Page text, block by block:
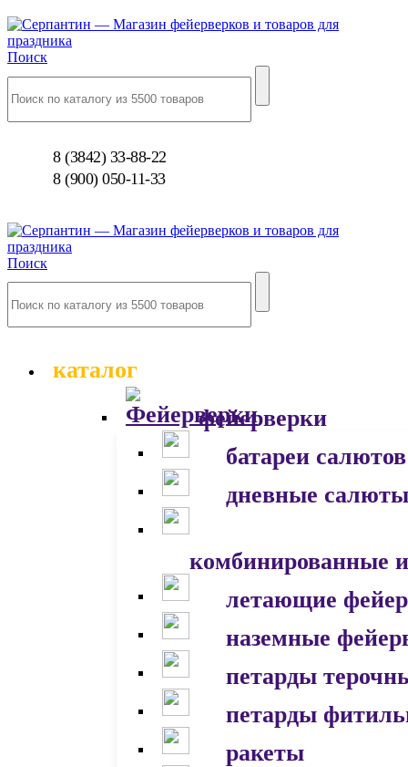
Поиск
8 (3842) 33-88-22
8 (900) 050-11-33
Поиск
каталог
фейерверки
батареи салютов
дневные салюты
комбинированные
летающие
наземные
петарды
петарды
ракеты